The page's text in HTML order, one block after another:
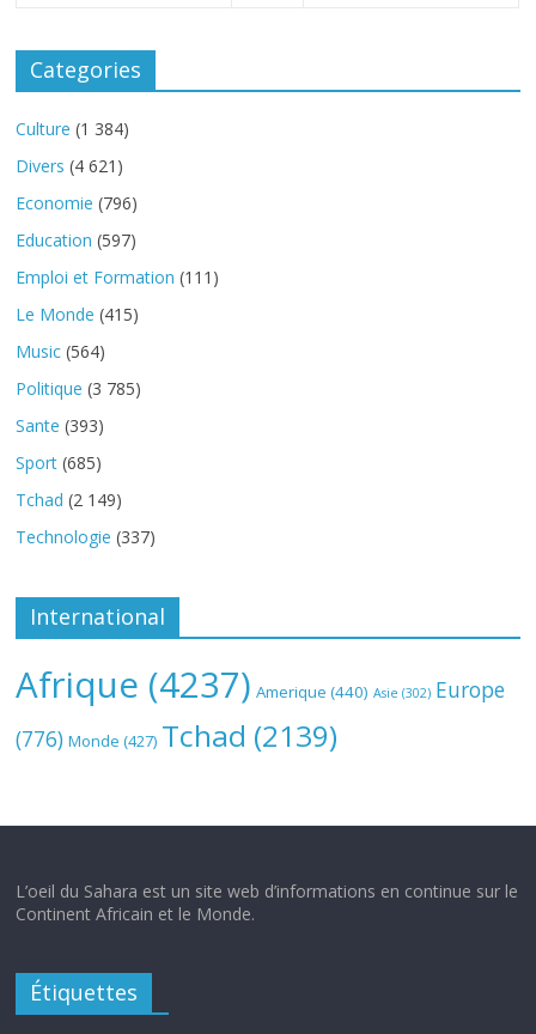
Categories
Culture (1 384)
Divers (4 621)
Economie (796)
Education (597)
Emploi et Formation (111)
Le Monde (415)
Music (564)
Politique (3 785)
Sante (393)
Sport (685)
Tchad (2 149)
Technologie (337)
International
Afrique (4237) Amerique (440) Asie (302) Europe
(776) Monde (427) Tchad (2139)
L’oeil du Sahara est un site web d’informations en continue sur le
Continent Africain et le Monde.
Étiquettes